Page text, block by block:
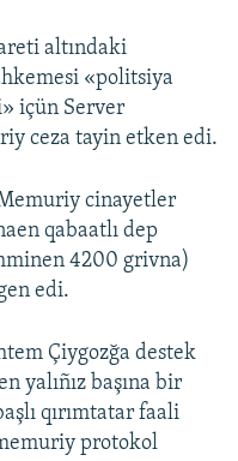
altındaki
«politsiya
içün Server
ceza tayin etken edi.
cinayetler
qabaatlı dep
4200 grivna)
edi.
Çiygozğa destek
yalıñız başına bir
qırımtatar faali
protokol